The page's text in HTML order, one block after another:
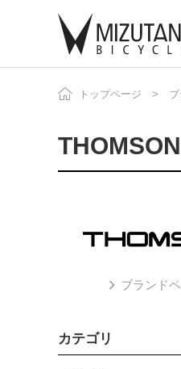
トップページ
ブランド
カテゴリ